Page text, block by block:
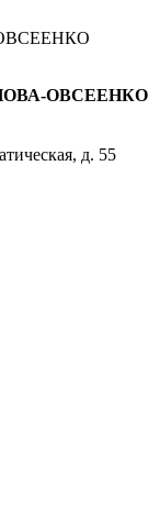
ОВСЕЕНКО
д. 55